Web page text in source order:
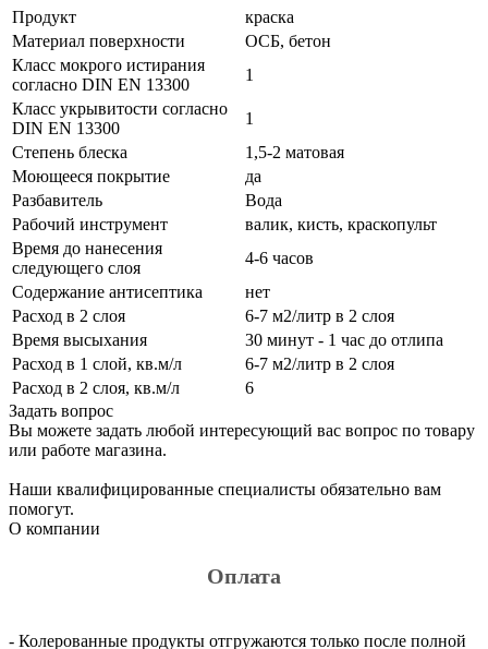
Продукт
краска
Материал поверхности
ОСБ, бетон
Класс мокрого истирания
согласно DIN EN 13300
1
Класс укрывитости согласно
DIN EN 13300
1
Степень блеска
1,5-2 матовая
Моющееся покрытие
да
Разбавитель
Вода
Рабочий инструмент
валик, кисть, краскопульт
Время до нанесения
следующего слоя
4-6 часов
Содержание антисептика
нет
Расход в 2 слоя
6-7 м2/литр в 2 слоя
Время высыхания
30 минут - 1 час до отлипа
Расход в 1 слой, кв.м/л
6-7 м2/литр в 2 слоя
Расход в 2 слоя, кв.м/л
6
Задать вопрос
Вы можете задать любой интересующий вас вопрос по товару
или работе магазина.
Наши квалифицированные специалисты обязательно вам
помогут.
О компании
Оплата
- Колерованные продукты отгружаются только после полной